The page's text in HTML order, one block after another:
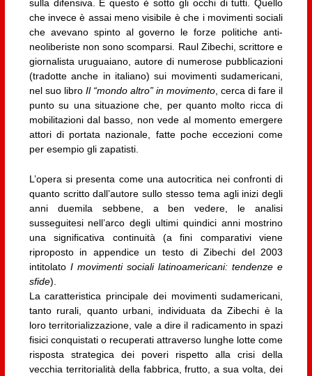
sulla difensiva. E questo è sotto gli occhi di tutti. Quello
che invece è assai meno visibile è che i movimenti sociali
che avevano spinto al governo le forze politiche anti-
neoliberiste non sono scomparsi. Raul Zibechi, scrittore e
giornalista uruguaiano, autore di numerose pubblicazioni
(tradotte anche in italiano) sui movimenti sudamericani,
nel suo libro Il “mondo altro” in movimento , cerca di fare il
punto su una situazione che, per quanto molto ricca di
mobilitazioni dal basso, non vede al momento emergere
attori di portata nazionale, fatte poche eccezioni come
per esempio gli zapatisti.
L’opera si presenta come una autocritica nei confronti di
quanto scritto dall’autore sullo stesso tema agli inizi degli
anni duemila sebbene, a ben vedere, le analisi
susseguitesi nell’arco degli ultimi quindici anni mostrino
una significativa continuità (a fini comparativi viene
riproposto in appendice un testo di Zibechi del 2003
intitolato I movimenti sociali latinoamericani: tendenze e
sfide).
La caratteristica principale dei movimenti sudamericani,
tanto rurali, quanto urbani, individuata da Zibechi è la
loro territorializzazione, vale a dire il radicamento in spazi
fisici conquistati o recuperati attraverso lunghe lotte come
risposta strategica dei poveri rispetto alla crisi della
vecchia territorialità della fabbrica, frutto, a sua volta, dei